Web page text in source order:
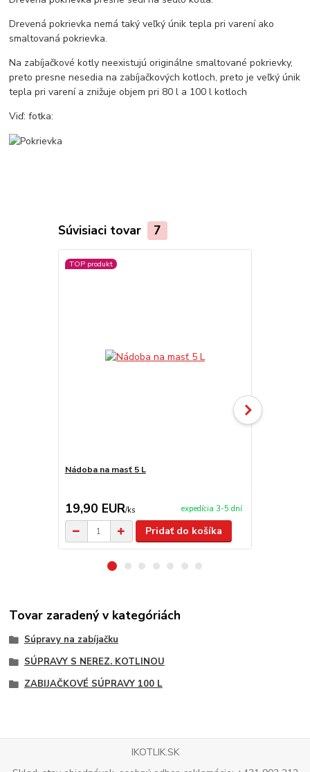
Drevená pokrievka nemá taký veľký únik tepla pri varení ako
smaltovaná pokrievka.
Na zabíjačkové kotly neexistujú originálne smaltované pokrievky,
preto presne nesedia na zabíjačkových kotloch, preto je veľký únik
tepla pri varení a znižuje objem pri 80 l a 100 l kotloch
Viď: fotka:
Súvisiaci tovar 7
TOP produkt
Nádoba na masť 5 L
19,90 EUR/ks expedícia 3-5 dní
Pridať do košíka
Tovar zaradený v kategóriách
Súpravy na zabíjačku
SÚPRAVY S NEREZ. KOTLINOU
ZABIJAČKOVÉ SÚPRAVY 100 L
IKOTLIK.SK